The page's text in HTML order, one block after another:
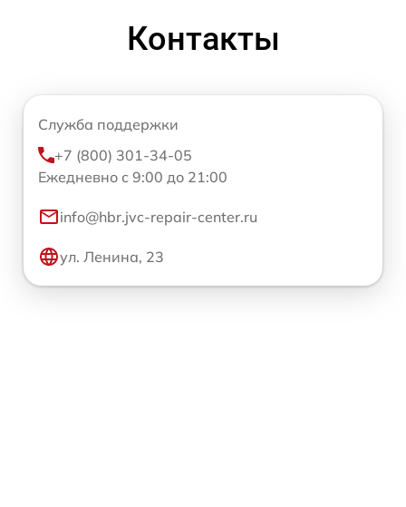
Контакты
Служба поддержки
+7 (800) 301-34-05
Ежедневно с 9:00 до 21:00
info@hbr.jvc-repair-center.ru
ул. Ленина, 23